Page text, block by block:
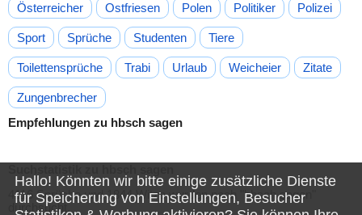
Österreicher Ostfriesen Polen Politiker Polizei
Sport Sprüche Studenten Tiere
Toilettensprüche Trabi Urlaub Weicheier Zitate
Zungenbrecher
Empfehlungen zu hbsch sagen
4116 Sprüche und 1844 Witze wurden nach " hbsch sagen
durchsucht.
Hallo! Könnten wir bitte einige zusätzliche Dienste
für Speicherung von Einstellungen, Besucher